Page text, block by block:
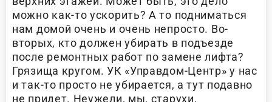
можно как-то ускорить? А то подниматься
нам домой очень и очень непросто. Во-
вторых, кто должен убирать в подъезде
после ремонтных работ по замене лифта?
Грязища кругом. УК «Управдом-Центр» у нас
и так-то просто не убирается, а тут подавно
не придет. Неужели, мы, старухи,